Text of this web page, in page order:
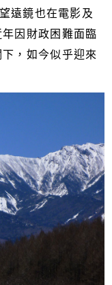
遠鏡也在電影及
因財政困難面臨
，如今似乎迎來